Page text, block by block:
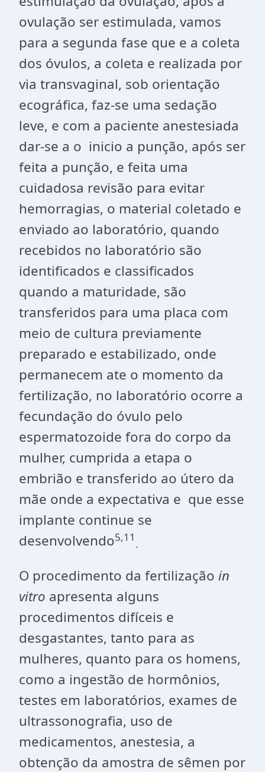
ovulação ser estimulada, vamos
para a segunda fase que e a coleta
dos óvulos, a coleta e realizada por
via transvaginal, sob orientação
ecográfica, faz-se uma sedação
leve, e com a paciente anestesiada
dar-se a o inicio a punção, após ser
feita a punção, e feita uma
cuidadosa revisão para evitar
hemorragias, o material coletado e
enviado ao laboratório, quando
recebidos no laboratório são
identificados e classificados
quando a maturidade, são
transferidos para uma placa com
meio de cultura previamente
preparado e estabilizado, onde
permanecem ate o momento da
fertilização, no laboratório ocorre a
fecundação do óvulo pelo
espermatozoide fora do corpo da
mulher, cumprida a etapa o
embrião e transferido ao útero da
mãe onde a expectativa e que esse
implante continue se
desenvolvendo5,11
.
O procedimento da fertilização in
vitro apresenta alguns
procedimentos difíceis e
desgastantes, tanto para as
mulheres, quanto para os homens,
como a ingestão de hormônios,
testes em laboratórios, exames de
ultrassonografia, uso de
medicamentos, anestesia, a
obtenção da amostra de sêmen por